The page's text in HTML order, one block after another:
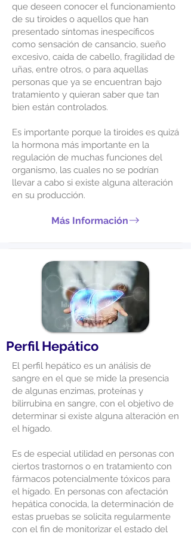
que deseen conocer el funcionamiento
de su tiroides o aquellos que han
presentado síntomas inespecíficos
como sensación de cansancio, sueño
excesivo, caída de cabello, fragilidad de
uñas, entre otros, o para aquellas
personas que ya se encuentran bajo
tratamiento y quieran saber que tan
bien están controlados.
Es importante porque la tiroides es quizá
la hormona más importante en la
regulación de muchas funciones del
organismo, las cuales no se podrían
llevar a cabo si existe alguna alteración
en su producción.
Más Información
Perfil Hepático
El perfil hepático es un análisis de
sangre en el que se mide la presencia
de algunas enzimas, proteínas y
bilirrubina en sangre, con el objetivo de
determinar si existe alguna alteración en
el hígado.
Es de especial utilidad en personas con
ciertos trastornos o en tratamiento con
fármacos potencialmente tóxicos para
el hígado. En personas con afectación
hepática conocida, la determinación de
estas pruebas se solicita regularmente
con el fin de monitorizar el estado del